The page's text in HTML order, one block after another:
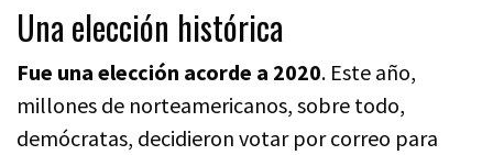
Una elección histórica
Fue una elección acorde a 2020. Este año,
millones de norteamericanos, sobre todo,
demócratas, decidieron votar por correo para